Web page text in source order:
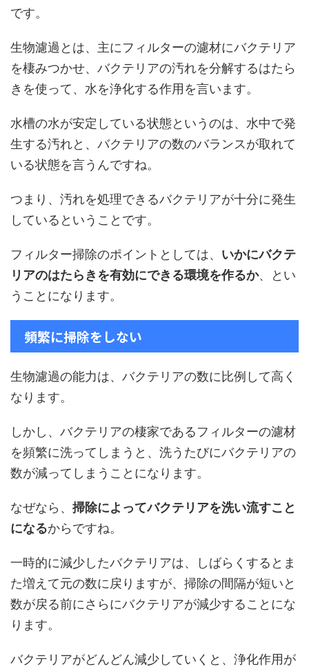
です。
生物濾過とは、主にフィルターの濾材にバクテリア
を棲みつかせ、バクテリアの汚れを分解するはたら
きを使って、水を浄化する作用を言います。
水槽の水が安定している状態というのは、水中で発
生する汚れと、バクテリアの数のバランスが取れて
いる状態を言うんですね。
つまり、汚れを処理できるバクテリアが十分に発生
しているということです。
フィルター掃除のポイントとしては、 いかにバクテ
リアのはたらきを有効にできる環境を作るか、とい
うことになります。
頻繁に掃除をしない
生物濾過の能力は、バクテリアの数に比例して高く
なります。
しかし、バクテリアの棲家であるフィルターの濾材
を頻繁に洗ってしまうと、洗うたびにバクテリアの
数が減ってしまうことになります。
なぜなら、 掃除によってバクテリアを洗い流すこと
になるからですね。
一時的に減少したバクテリアは、しばらくするとま
た増えて元の数に戻りますが、掃除の間隔が短いと
数が戻る前にさらにバクテリアが減少することにな
ります。
バクテリアがどんどん減少していくと、浄化作用が